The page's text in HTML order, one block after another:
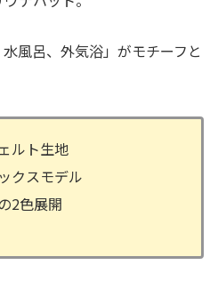
風呂、外気浴」がモチーフと
ルト生地
クスモデル
2色展開